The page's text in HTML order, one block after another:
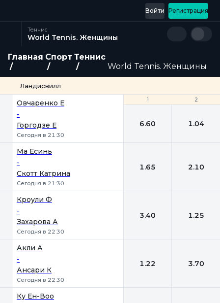
Регистрация
Войти
Теннис
World Tennis. Женщины
Главная Спорт Теннис
World Tennis. Женщины
Ландисвилл
1 2
Овчаренко Е
-
Горгодзе Е
Сегодня в 21:30
1 2
6.60 1.04
Ма Есинь
-
Скотт Катрина
Сегодня в 21:30
1.65 2.10
Кроули Ф
-
Захарова А
Сегодня в 22:30
3.40 1.25
Акли А
-
Ансари К
Сегодня в 22:30
1.22 3.70
Ку Ен-Воо